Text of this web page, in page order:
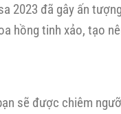
2023 đã gây ấn
hồng tinh xảo, tạo
sẽ được chiêm